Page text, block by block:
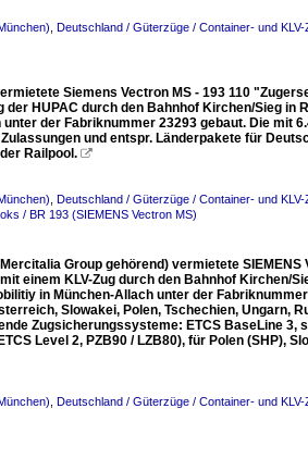
Deutschland / Güterzüge / Container- und
Siemens Vectron MS - 193 110
HUPAC durch den Bahnhof Kirchen/Sieg in
der Fabriknummer 23293 gebaut. Die mit
und entspr. Länderpakete für
Railpool. 
Deutschland / Güterzüge / Container- und
/ BR 193 (SIEMENS Vectron MS)
Group gehörend) vermietete
einem KLV-Zug durch den Bahnhof Kirchen/
in München-Allach unter der
Slowakei, Polen, Tschechien, Ungarn,
Zugsicherungssysteme: ETCS BaseLine 3,
Level 2, PZB90 / LZB80), für Polen (SHP),
Deutschland / Güterzüge / Container- und